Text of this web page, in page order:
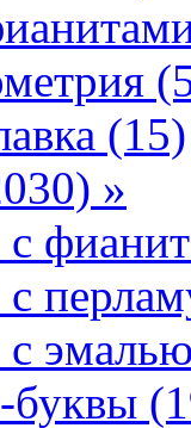
(15)
»
с
буквы